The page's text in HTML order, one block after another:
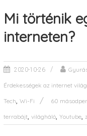
Mi történik
interneten?
2020-10-26
Érdekességek az internet
Tech Wi-Fi 60
terrabájt, világháló, Youtube,